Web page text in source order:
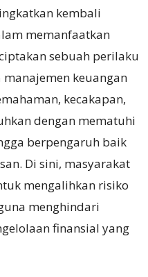
kembali
memanfaatkan
sebuah perilaku
keuangan
kecakapan,
dengan mematuhi
berpengaruh baik
Di sini, masyarakat
mengalihkan risiko
menghindari
finansial yang